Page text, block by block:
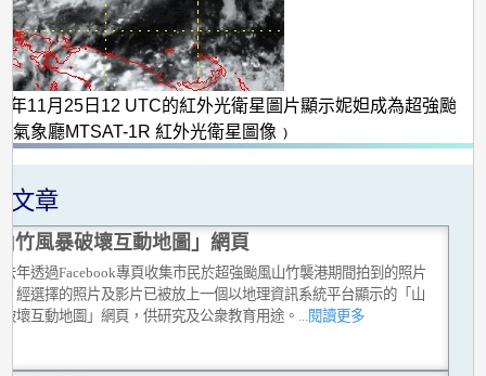
年11月25日12 UTC的紅外光衛星圖片顯示妮妲成為超強颱
氣象廳MTSAT-1R 紅外光衛星圖像﹚
文章
竹風暴破壞互動地圖」網頁
年透過Facebook專頁收集市民於超強颱風山竹襲港期間拍到的照片
經選擇的照片及影片已被放上一個以地理資訊系統平台顯示的「山
壞互動地圖」網頁，供研究及公衆教育用途。
...閱讀更多